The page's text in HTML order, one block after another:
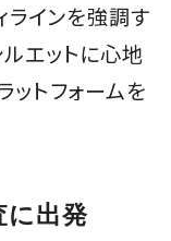
ラインを強調す
エットに心地
ットフォームを
に出発